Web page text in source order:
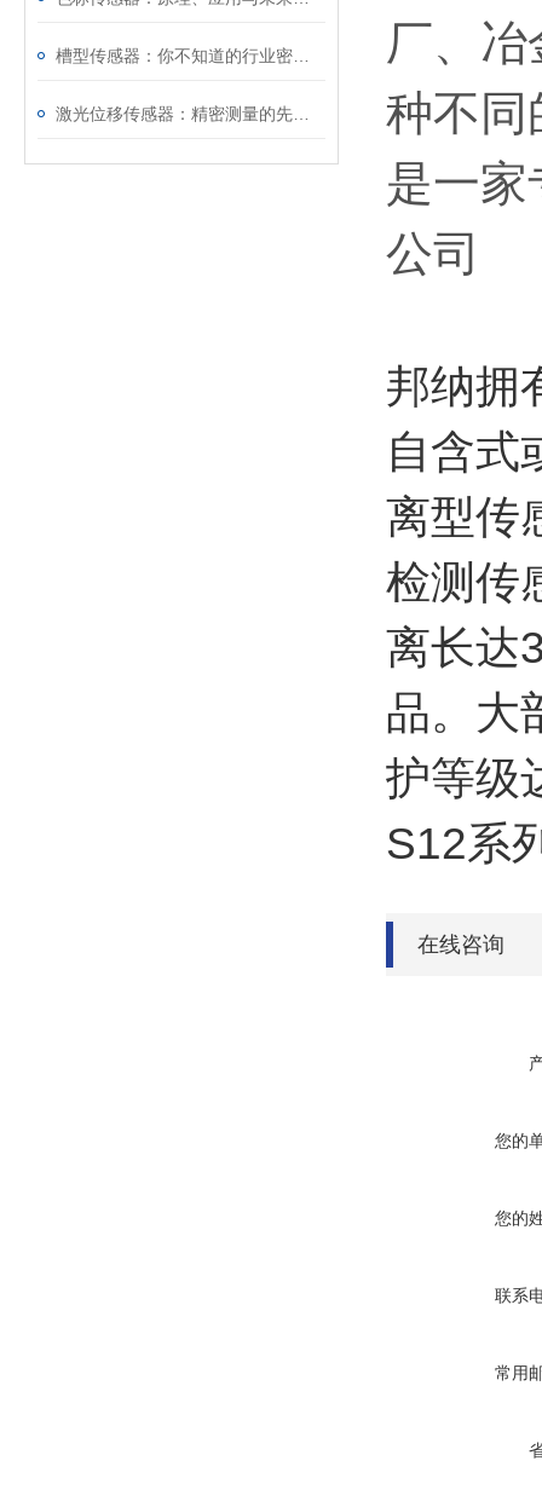
厂、
种不同
是一
公司
邦纳拥
自含式
离型传
检测传
离长达
品。大
护等级
S12系
在线咨询
您的
您的
联系
常用